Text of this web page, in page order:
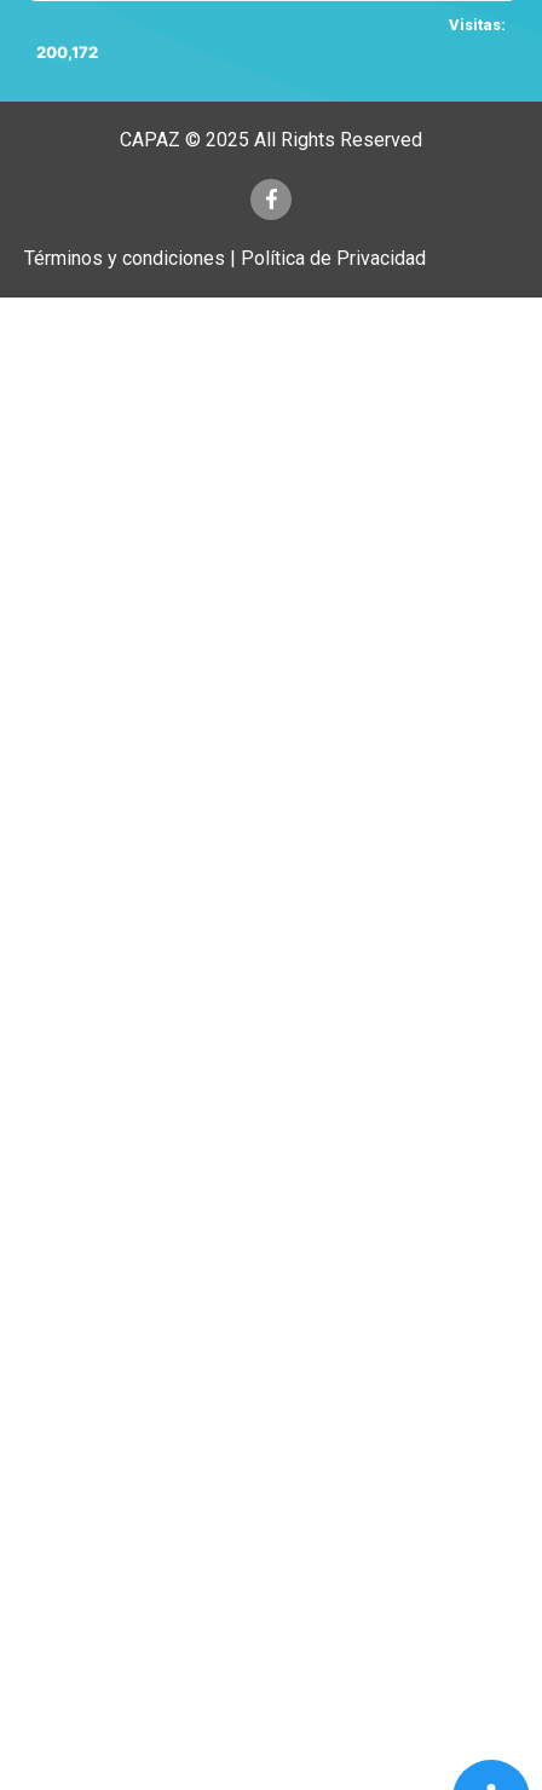
Visitas:
200,172
CAPAZ © 2025 All Rights Reserved
Términos y condiciones | Política de Privacidad